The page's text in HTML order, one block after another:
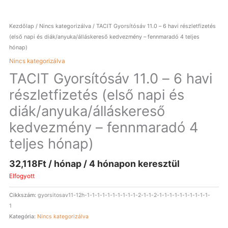
Kezdőlap / Nincs kategorizálva / TACIT Gyorsítósáv 11.0 – 6 havi részletfizetés
(első napi és diák/anyuka/álláskereső kedvezmény – fennmaradó 4 teljes
hónap)
Nincs kategorizálva
TACIT Gyorsítósáv 11.0 – 6 havi
részletfizetés (első napi és
diák/anyuka/álláskereső
kedvezmény – fennmaradó 4
teljes hónap)
32,118Ft / hónap / 4 hónapon keresztül
Elfogyott
Cikkszám:gyorsitosav11-12h-1-1-1-1-1-1-1-1-1-1-2-1-1-2-1-1-1-1-1-1-1-1-1-1-
1
Kategória: Nincs kategorizálva